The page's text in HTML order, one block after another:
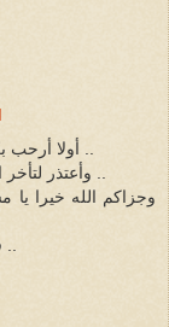
وجزاكم الله خيرا يا